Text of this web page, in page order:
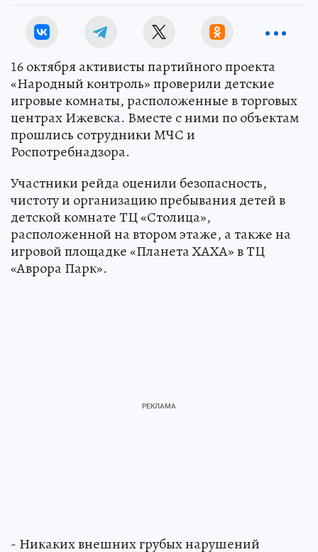
16 октября активисты партийного проекта
«Народный контроль» проверили детские
игровые комнаты, расположенные в торговых
центрах Ижевска. Вместе с ними по объектам
прошлись сотрудники МЧС и
Роспотребнадзора.
Участники рейда оценили безопасность,
чистоту и организацию пребывания детей в
детской комнате ТЦ «Столица»,
расположенной на втором этаже, а также на
игровой площадке «Планета ХАХА» в ТЦ
«Аврора Парк».
- Никаких внешних грубых нарушений